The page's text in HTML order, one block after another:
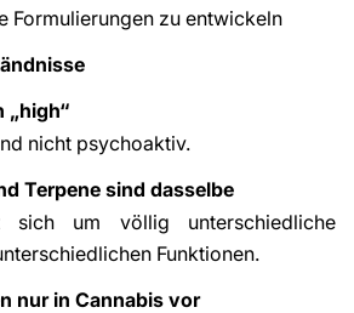
Formulierungen zu entwickeln
„high“
nicht psychoaktiv.
Terpene sind dasselbe
sich um völlig unterschiedliche
Funktionen.
nur in Cannabis vor